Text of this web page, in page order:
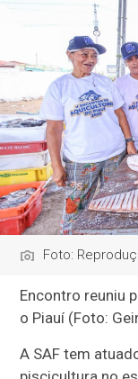
Foto:
Encontro reuniu
o Piauí (Foto:
A SAF tem